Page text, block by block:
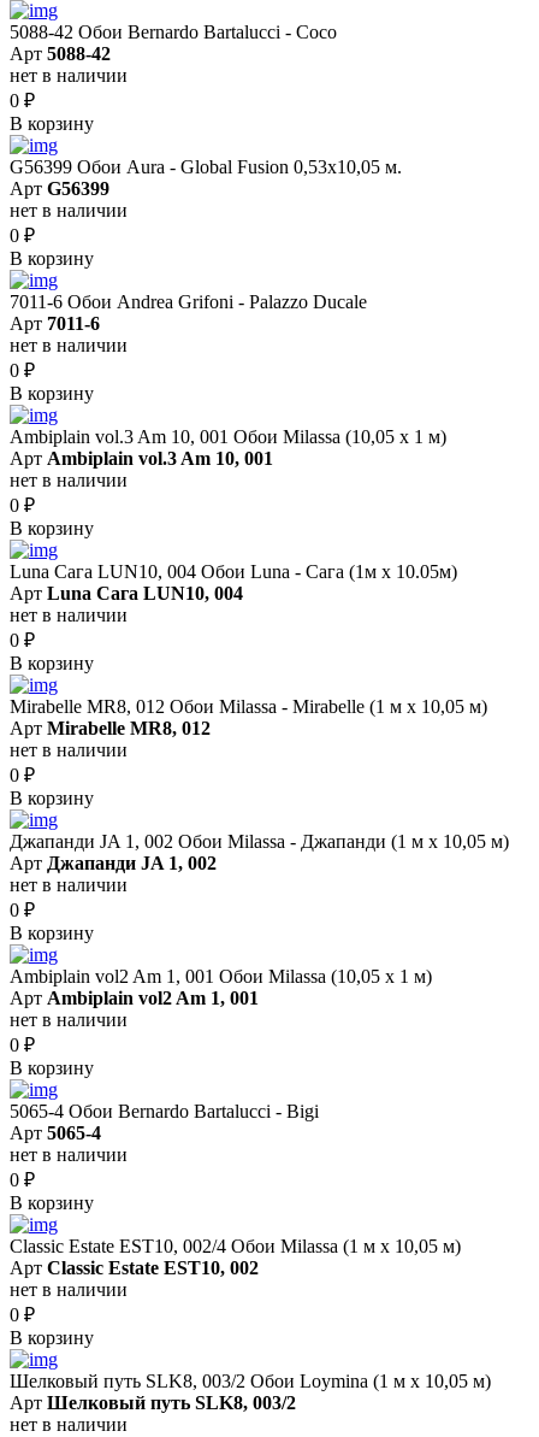
5088-42 Обои Bernardo Bartalucci - Coco
Арт 5088-42
нет в наличии
0 ₽
В корзину
G56399 Обои Aura - Global Fusion 0,53х10,05 м.
Арт G56399
нет в наличии
0 ₽
В корзину
7011-6 Обои Andrea Grifoni - Palazzo Ducale
Арт 7011-6
нет в наличии
0 ₽
В корзину
Ambiplain vol.3 Am 10, 001 Обои Milassa (10,05 х 1 м)
Арт Ambiplain vol.3 Am 10, 001
нет в наличии
0 ₽
В корзину
Luna Сага LUN10, 004 Обои Luna - Сага (1м х 10.05м)
Арт Luna Сага LUN10, 004
нет в наличии
0 ₽
В корзину
Mirabelle MR8, 012 Обои Milassa - Mirabelle (1 м х 10,05 м)
Арт Mirabelle MR8, 012
нет в наличии
0 ₽
В корзину
Джапанди JA 1, 002 Обои Milassa - Джапанди (1 м х 10,05 м)
Арт Джапанди JA 1, 002
нет в наличии
0 ₽
В корзину
Ambiplain vol2 Am 1, 001 Обои Milassa (10,05 х 1 м)
Арт Ambiplain vol2 Am 1, 001
нет в наличии
0 ₽
В корзину
5065-4 Обои Bernardo Bartalucci - Bigi
Арт 5065-4
нет в наличии
0 ₽
В корзину
Classic Estate EST10, 002/4 Обои Milassa (1 м х 10,05 м)
Арт Classic Estate EST10, 002
нет в наличии
0 ₽
В корзину
Шелковый путь SLK8, 003/2 Обои Loymina (1 м х 10,05 м)
Арт Шелковый путь SLK8, 003/2
нет в наличии